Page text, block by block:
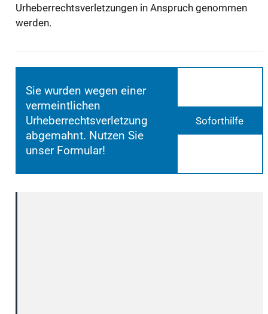
Urheberrechtsverletzungen in Anspruch genommen
werden.
Sie wurden wegen einer
vermeintlichen
Urheberrechtsverletzung
abgemahnt. Nutzen Sie
unser Formular!
Soforthilfe